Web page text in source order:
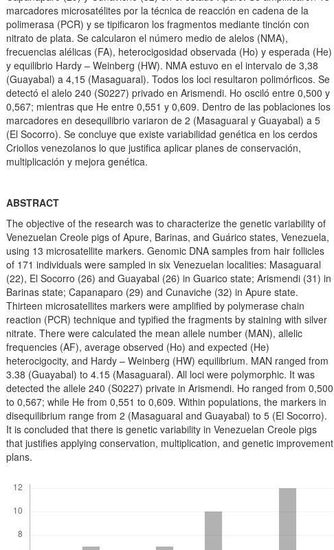
marcadores microsatélites por la técnica de reacción en cadena de la
polimerasa (PCR) y se tipificaron los fragmentos mediante tinción con
nitrato de plata. Se calcularon el número medio de alelos (NMA),
frecuencias alélicas (FA), heterocigosidad observada (Ho) y esperada (He)
y equilibrio Hardy – Weinberg (HW). NMA estuvo en el intervalo de 3,38
(Guayabal) a 4,15 (Masaguaral). Todos los loci resultaron polimórficos. Se
detectó el alelo 240 (S0227) privado en Arismendi. Ho osciló entre 0,500 y
0,567; mientras que He entre 0,551 y 0,609. Dentro de las poblaciones los
marcadores en desequilibrio variaron de 2 (Masaguaral y Guayabal) a 5
(El Socorro). Se concluye que existe variabilidad genética en los cerdos
Criollos venezolanos lo que justifica aplicar planes de conservación,
multiplicación y mejora genética.
ABSTRACT
The objective of the research was to characterize the genetic variability of
Venezuelan Creole pigs of Apure, Barinas, and Guárico states, Venezuela,
using 13 microsatellite markers. Genomic DNA samples from hair follicles
of 171 individuals were sampled in six Venezuelan localities: Masaguaral
(22), El Socorro (26) and Guayabal (26) in Guarico state; Arismendi (31) in
Barinas state; Capanaparo (29) and Cunaviche (32) in Apure state.
Thirteen microsatellites markers were amplified by polymerase chain
reaction (PCR) technique and typified the fragments by staining with silver
nitrate. There were calculated the mean allele number (MAN), allelic
frequencies (AF), average observed (Ho) and expected (He)
heterocigocity, and Hardy – Weinberg (HW) equilibrium. MAN ranged from
3.38 (Guayabal) to 4.15 (Masaguaral). All loci were polymorphic. It was
detected the allele 240 (S0227) private in Arismendi. Ho ranged from 0,500
to 0,567; while He from 0,551 to 0,609. Within populations, the markers in
disequilibrium range from 2 (Masaguaral and Guayabal) to 5 (El Socorro).
It is concluded that there is genetic variability in Venezuelan Creole pigs
that justifies applying conservation, multiplication, and genetic improvement
plans.